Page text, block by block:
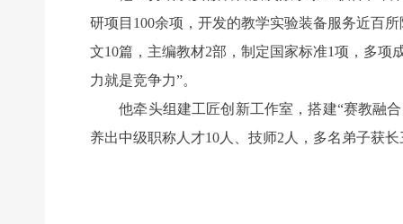
研项目100余项，开发的教学实验装备服务近百
文10篇，主编教材2部，制定国家标准1项，多
力就是竞争力”。
他牵头组建工匠创新工作室，搭建“赛教融合
养出中级职称人才10人、技师2人，多名弟子获